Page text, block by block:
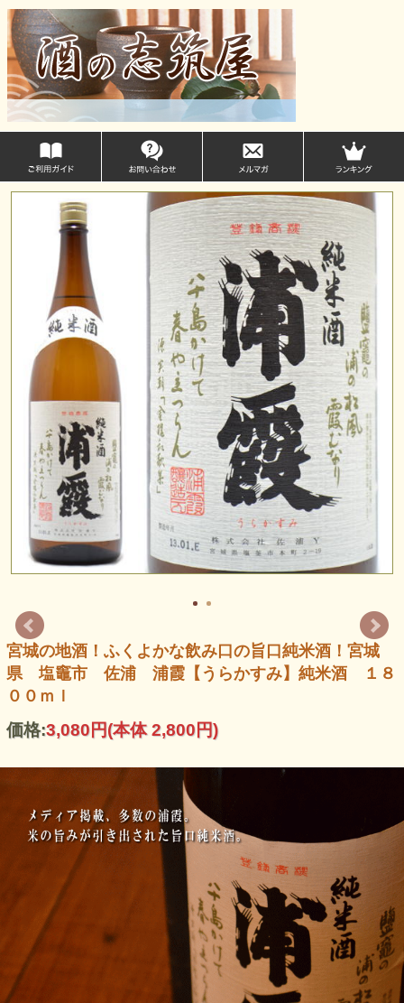
宮城の地酒！ふくよかな飲み口の旨口純米酒！宮城
県 塩竈市 佐浦 浦霞【うらかすみ】純米酒 １８
００ｍｌ
価格:3,080円(本体 2,800円)